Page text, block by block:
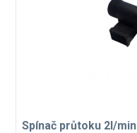
Spínač průtoku 2l/min